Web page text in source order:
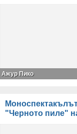
Ажур Пико
"Черното пиле"